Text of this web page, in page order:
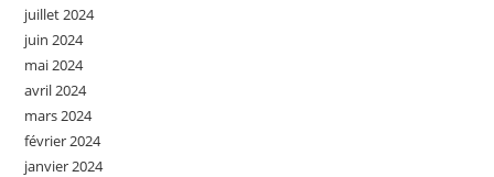
juillet 2024
juin 2024
mai 2024
avril 2024
mars 2024
février 2024
janvier 2024